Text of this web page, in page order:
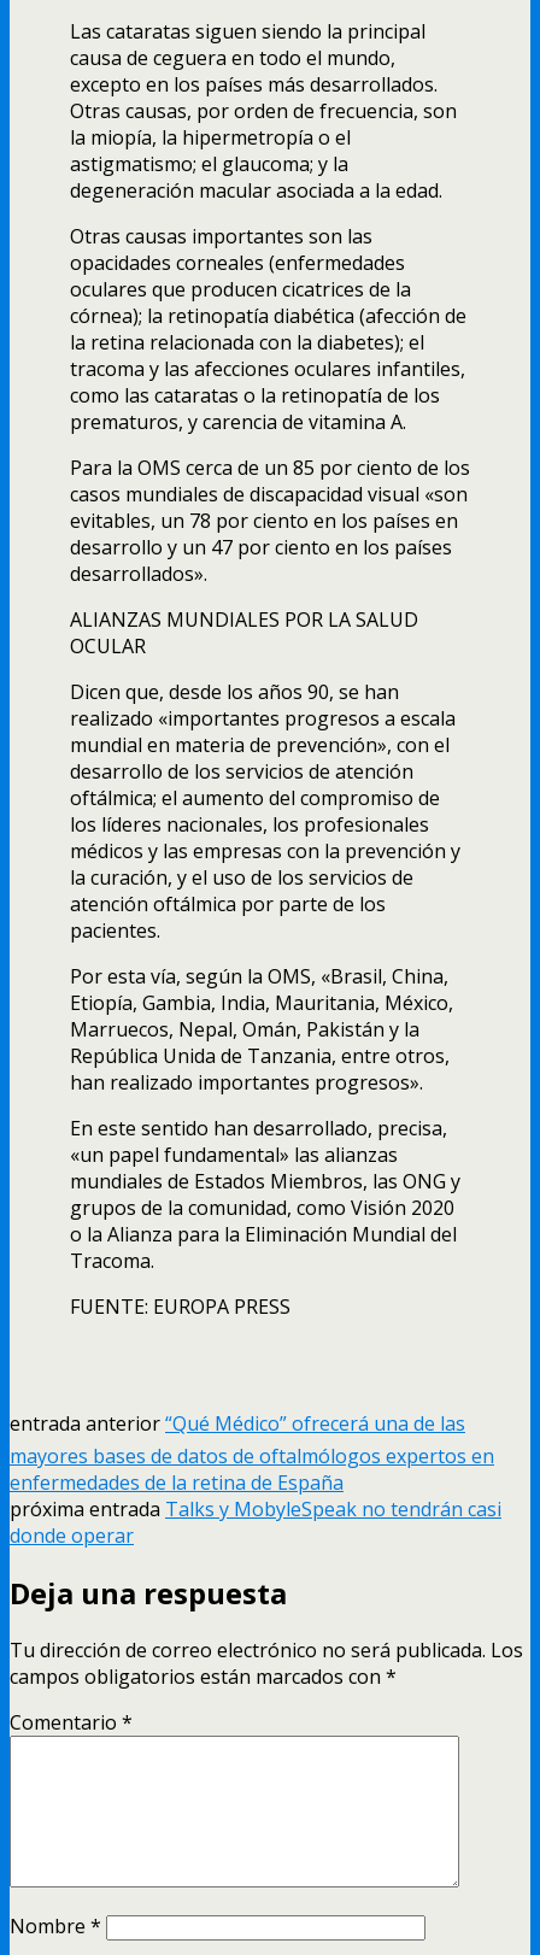
Las cataratas siguen siendo la principal
causa de ceguera en todo el mundo,
excepto en los paí­ses más desarrollados.
Otras causas, por orden de frecuencia, son
la miopí­a, la hipermetropí­a o el
astigmatismo; el glaucoma; y la
degeneración macular asociada a la edad.
Otras causas importantes son las
opacidades corneales (enfermedades
oculares que producen cicatrices de la
córnea); la retinopatí­a diabética (afección de
la retina relacionada con la diabetes); el
tracoma y las afecciones oculares infantiles,
como las cataratas o la retinopatí­a de los
prematuros, y carencia de vitamina A.
Para la OMS cerca de un 85 por ciento de los
casos mundiales de discapacidad visual «son
evitables, un 78 por ciento en los paí­ses en
desarrollo y un 47 por ciento en los paí­ses
desarrollados».
ALIANZAS MUNDIALES POR LA SALUD
OCULAR
Dicen que, desde los años 90, se han
realizado «importantes progresos a escala
mundial en materia de prevención», con el
desarrollo de los servicios de atención
oftálmica; el aumento del compromiso de
los lí­deres nacionales, los profesionales
médicos y las empresas con la prevención y
la curación, y el uso de los servicios de
atención oftálmica por parte de los
pacientes.
Por esta ví­a, según la OMS, «Brasil, China,
Etiopí­a, Gambia, India, Mauritania, México,
Marruecos, Nepal, Omán, Pakistán y la
República Unida de Tanzania, entre otros,
han realizado importantes progresos».
En este sentido han desarrollado, precisa,
«un papel fundamental» las alianzas
mundiales de Estados Miembros, las ONG y
grupos de la comunidad, como Visión 2020
o la Alianza para la Eliminación Mundial del
Tracoma.
FUENTE: EUROPA PRESS
entrada anterior“Qué Médico” ofrecerá una de las
mayores bases de datos de oftalmólogos expertos en
enfermedades de la retina de España
próxima entrada Talks y MobyleSpeak no tendrán casi
donde operar
Deja una respuesta
Tu dirección de correo electrónico no será publicada. Los
campos obligatorios están marcados con *
Comentario *
Nombre *